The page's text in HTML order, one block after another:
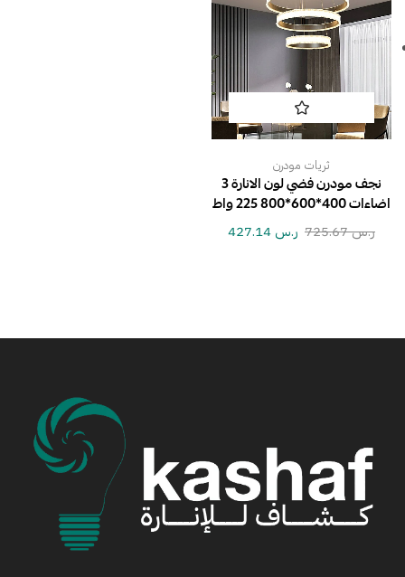
ثريات مودرن
نجف مودرن فضي لون الانارة 3
اضاءات 400*600*800 225 واط
ر.س725.67 ر.س